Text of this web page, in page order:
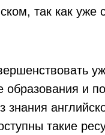
так как уже
образования и
такие